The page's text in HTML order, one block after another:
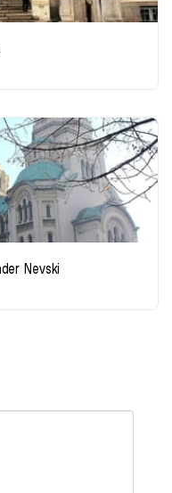
Nevski